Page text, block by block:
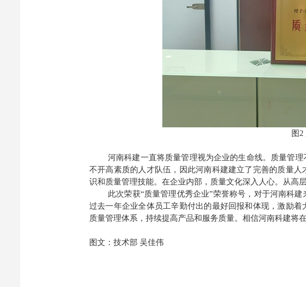
图 2
河南科建一直将质量管理视为企业的生命线。质量管
不开高素质的人才队伍，因此河南科建建立了完善的质量
识和质量管理技能。在企业内部，质量文化深入人心。从高
此次荣获“质量管理优秀企业”荣誉称号，对于河南科
过去一年企业全体员工辛勤付出的最好回报和体现，激励
质量管理体系，持续提高产品和服务质量。相信河南科建将
图文：技术部 吴佳伟